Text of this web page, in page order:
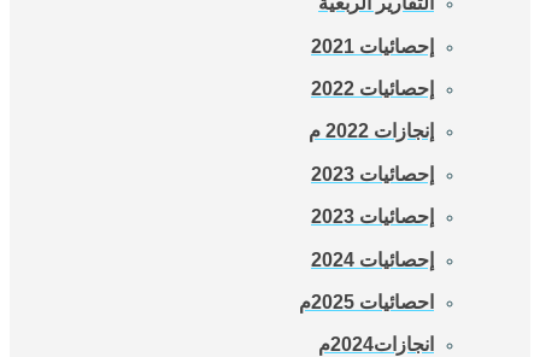
إحصائيات 2021
إحصائيات 2022
إنجازات 2022 م
إحصائيات 2023
إحصائيات 2023
إحصائيات 2024
احصائيات 2025م
انجازات2024م